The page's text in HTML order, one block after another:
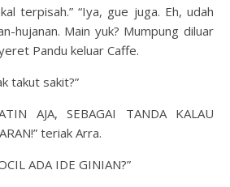
terpisah.” “Iya, gue juga. Eh, udah
hujanan. Main yuk? Mumpung diluar
Pandu keluar Caffe.
takut sakit?”
AJA, SEBAGAI TANDA KALAU
teriak Arra.
ADA IDE GINIAN?”